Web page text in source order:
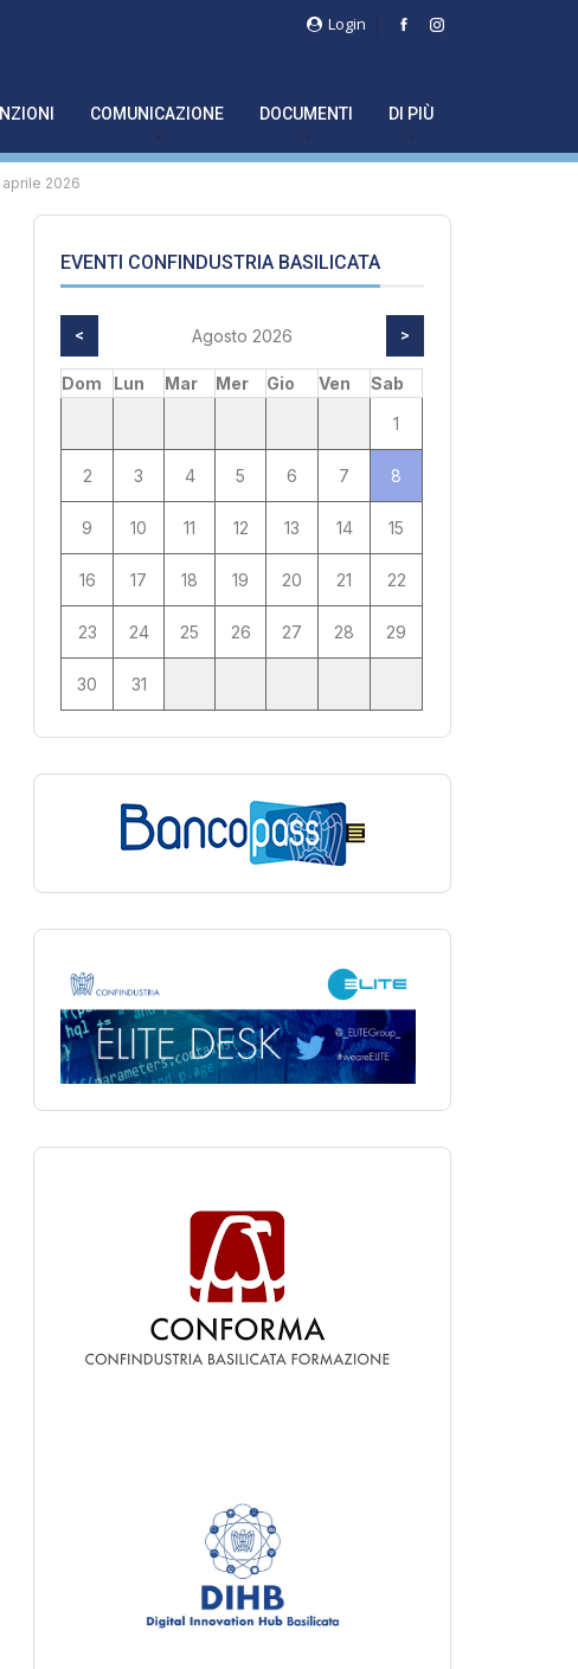
Login
COMUNICAZIONE DOCUMENTI DI PIÙ
aprile 2026
EVENTI CONFINDUSTRIA BASILICATA
< Agosto 2026 >
Dom Lun Mar Mer Gio Ven
Sab
1
2 3 4 5 6 7 8
9 10 11 12 13 14 15
16 17 18 19 20 21 22
23 24 25 26 27 28 29
30 31